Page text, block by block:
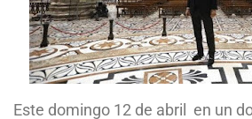
Este domingo 12 de abril en un